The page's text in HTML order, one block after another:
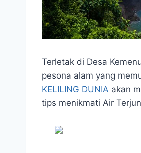
Terletak di Desa
pesona alam yang
KELILING DUNIA akan
tips menikmati Air